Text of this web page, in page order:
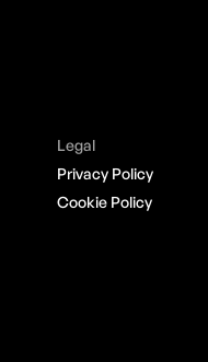
Legal
Privacy Policy
Cookie Policy